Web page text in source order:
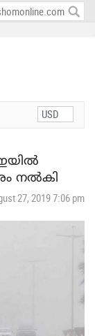
നല്‍കി
27, 2019 7:06 pm